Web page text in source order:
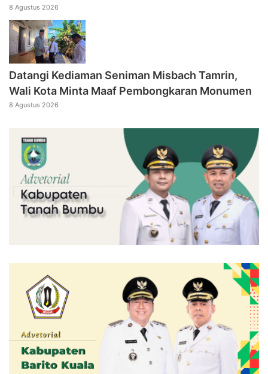
8 Agustus 2026
Datangi Kediaman Seniman Misbach Tamrin,
Wali Kota Minta Maaf Pembongkaran Monumen
8 Agustus 2026